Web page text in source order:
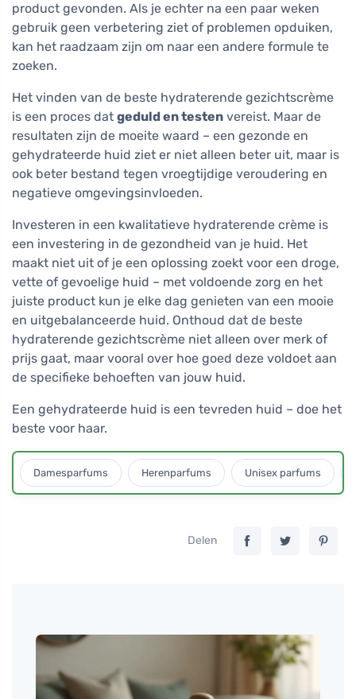
product gevonden. Als je echter na een paar weken
gebruik geen verbetering ziet of problemen opduiken,
kan het raadzaam zijn om naar een andere formule te
zoeken.
Het vinden van de beste hydraterende gezichtscrème
is een proces dat geduld en testen vereist. Maar de
resultaten zijn de moeite waard – een gezonde en
gehydrateerde huid ziet er niet alleen beter uit, maar is
ook beter bestand tegen vroegtijdige veroudering en
negatieve omgevingsinvloeden.
Investeren in een kwalitatieve hydraterende crème is
een investering in de gezondheid van je huid. Het
maakt niet uit of je een oplossing zoekt voor een droge,
vette of gevoelige huid – met voldoende zorg en het
juiste product kun je elke dag genieten van een mooie
en uitgebalanceerde huid. Onthoud dat de beste
hydraterende gezichtscrème niet alleen over merk of
prijs gaat, maar vooral over hoe goed deze voldoet aan
de specifieke behoeften van jouw huid.
Een gehydrateerde huid is een tevreden huid – doe het
beste voor haar.
Damesparfums Herenparfums Unisex parfums
Delen